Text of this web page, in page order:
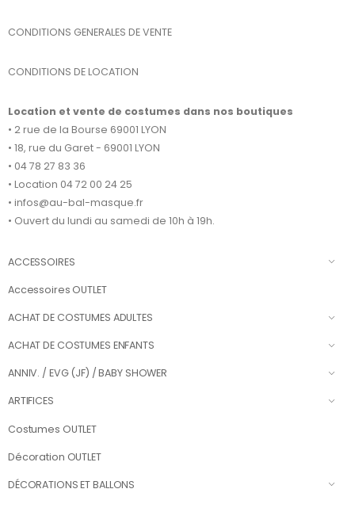
CONDITIONS GENERALES DE VENTE
CONDITIONS DE LOCATION
Location et vente de costumes dans nos boutiques
• 2 rue de la Bourse 69001 LYON
• 18, rue du Garet - 69001 LYON
• 04 78 27 83 36
• Location 04 72 00 24 25
• infos@au-bal-masque.fr
• Ouvert du lundi au samedi de 10h à 19h.
ACCESSOIRES
Accessoires OUTLET
ACHAT DE COSTUMES ADULTES
ACHAT DE COSTUMES ENFANTS
ANNIV. / EVG (JF) / BABY SHOWER
ARTIFICES
Costumes OUTLET
Décoration OUTLET
DÉCORATIONS ET BALLONS